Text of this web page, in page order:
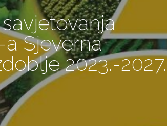
Sjeverna
2023.-2027.